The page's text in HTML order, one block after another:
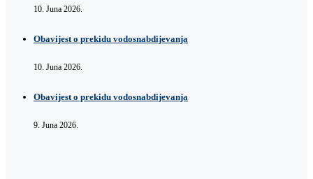
10. Juna 2026.
Obavijest o prekidu vodosnabdijevanja
10. Juna 2026.
Obavijest o prekidu vodosnabdijevanja
9. Juna 2026.